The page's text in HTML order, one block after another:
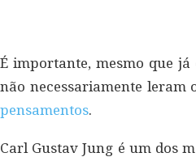
É importante, mesmo que
não necessariamente leram
pensamentos.
Carl Gustav Jung é um dos